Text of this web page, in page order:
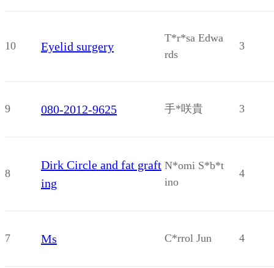
10 Eyelid surgery
T*r*sa Edwa
rds
3
9 080-2012-9625 手*咲貴 3
8
Dirk Circle and fat graft
ing
N*omi S*b*t
ino
4
7 Ms C*rrol Jun 4